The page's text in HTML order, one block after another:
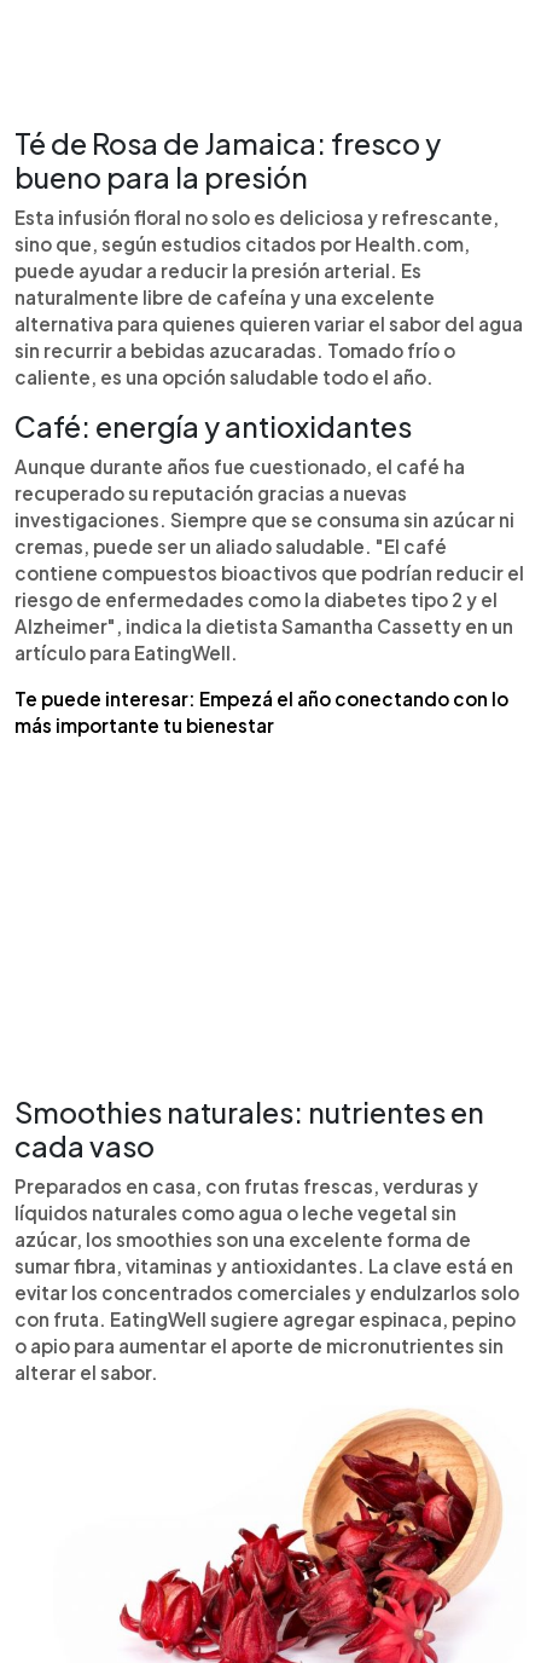
Té de Rosa de Jamaica: fresco y
bueno para la presión
Esta infusión floral no solo es deliciosa y refrescante,
sino que, según estudios citados por Health.com,
puede ayudar a reducir la presión arterial. Es
naturalmente libre de cafeína y una excelente
alternativa para quienes quieren variar el sabor del agua
sin recurrir a bebidas azucaradas. Tomado frío o
caliente, es una opción saludable todo el año.
Café: energía y antioxidantes
Aunque durante años fue cuestionado, el café ha
recuperado su reputación gracias a nuevas
investigaciones. Siempre que se consuma sin azúcar ni
cremas, puede ser un aliado saludable. "El café
contiene compuestos bioactivos que podrían reducir el
riesgo de enfermedades como la diabetes tipo 2 y el
Alzheimer", indica la dietista Samantha Cassetty en un
artículo para EatingWell.
Te puede interesar: Empezá el año conectando con lo
más importante tu bienestar
Smoothies naturales: nutrientes en
cada vaso
Preparados en casa, con frutas frescas, verduras y
líquidos naturales como agua o leche vegetal sin
azúcar, los smoothies son una excelente forma de
sumar fibra, vitaminas y antioxidantes. La clave está en
evitar los concentrados comerciales y endulzarlos solo
con fruta. EatingWell sugiere agregar espinaca, pepino
o apio para aumentar el aporte de micronutrientes sin
alterar el sabor.